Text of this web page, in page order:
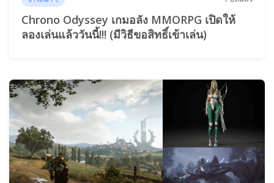
Chrono Odyssey เกมอลัง MMORPG เปิดให้
ลองเล่นแล้ววันนี้!!! (มีวิธีขอสิทธิ์เข้าเล่น)